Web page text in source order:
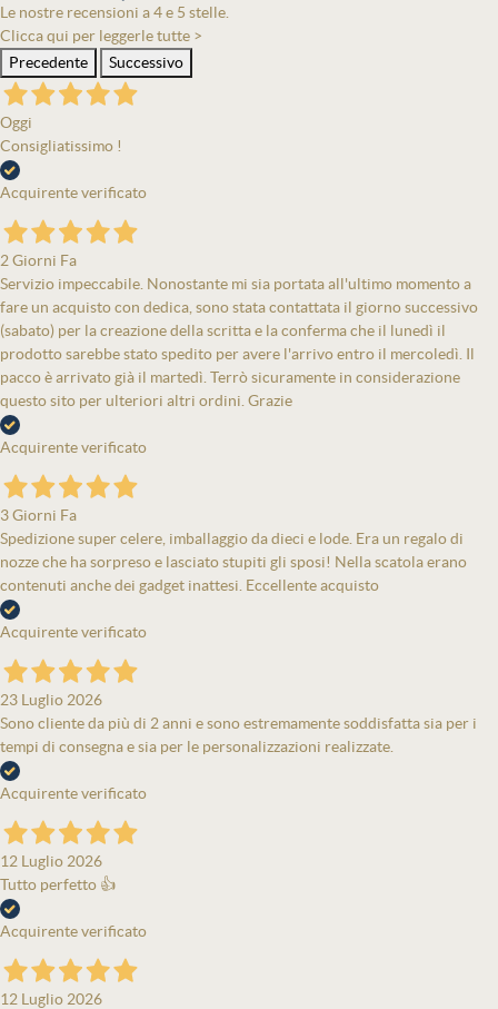
Le nostre recensioni a 4 e 5 stelle.
Clicca qui per leggerle tutte >
Precedente
Successivo
Oggi
Consigliatissimo !
Acquirente verificato
2 Giorni Fa
Servizio impeccabile. Nonostante mi sia portata all'ultimo momento a
fare un acquisto con dedica, sono stata contattata il giorno successivo
(sabato) per la creazione della scritta e la conferma che il lunedì il
prodotto sarebbe stato spedito per avere l'arrivo entro il mercoledì. Il
pacco è arrivato già il martedì. Terrò sicuramente in considerazione
questo sito per ulteriori altri ordini. Grazie
Acquirente verificato
3 Giorni Fa
Spedizione super celere, imballaggio da dieci e lode. Era un regalo di
nozze che ha sorpreso e lasciato stupiti gli sposi! Nella scatola erano
contenuti anche dei gadget inattesi. Eccellente acquisto
Acquirente verificato
23 Luglio 2026
Sono cliente da più di 2 anni e sono estremamente soddisfatta sia per i
tempi di consegna e sia per le personalizzazioni realizzate.
Acquirente verificato
12 Luglio 2026
Tutto perfetto 👍
Acquirente verificato
12 Luglio 2026